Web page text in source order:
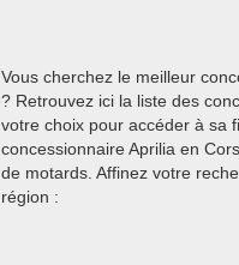
Vous cherchez le meilleur
? Retrouvez ici la liste des
votre choix pour accéder à sa
concessionnaire Aprilia en
de motards. Affinez votre
région :